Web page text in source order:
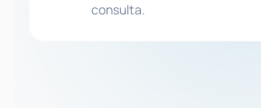
consulta.